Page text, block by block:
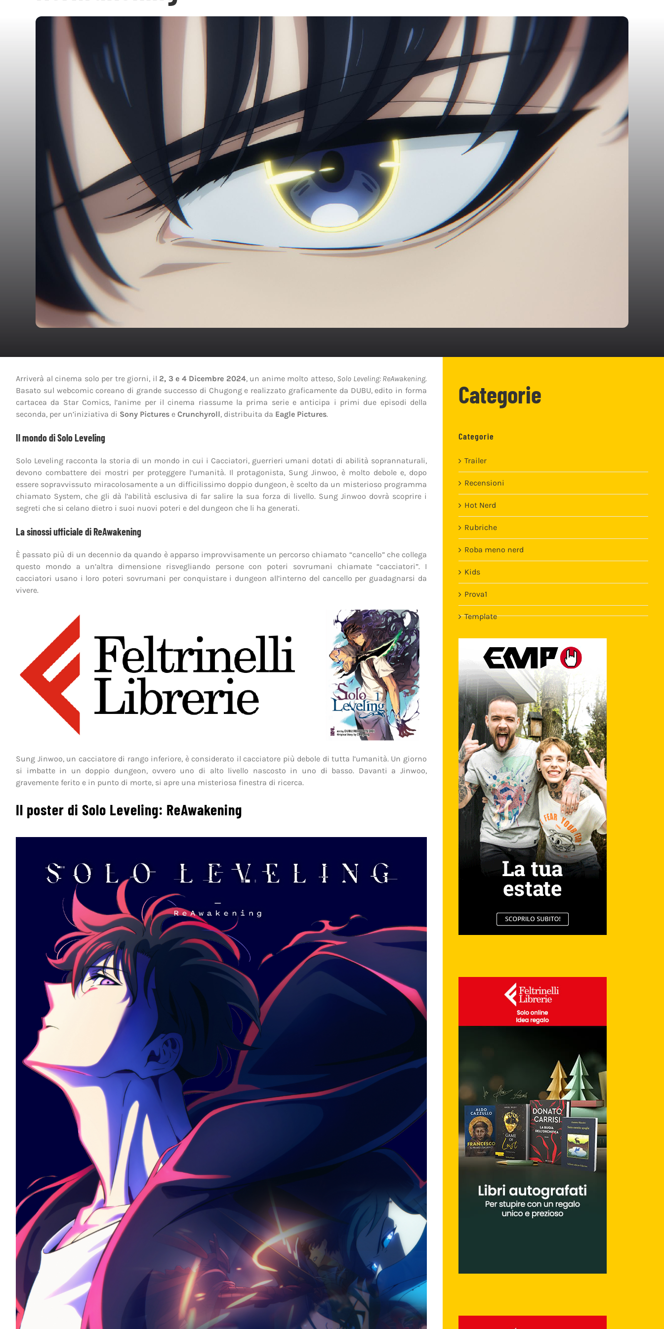
Arriverà al cinema solo per tre giorni, il 2, 3 e 4 Dicembre 2024, un anime molto atteso, Solo Leveling: ReAwakening.
Basato sul webcomic coreano di grande successo di Chugong e realizzato graficamente da DUBU, edito in forma
cartacea da Star Comics, l’anime per il cinema riassume la prima serie e anticipa i primi due episodi della
seconda, per un’iniziativa di Sony Pictures e Crunchyroll, distribuita da Eagle Pictures.
Il mondo di Solo Leveling
Solo Leveling racconta la storia di un mondo in cui i Cacciatori, guerrieri umani dotati di abilità soprannaturali,
devono combattere dei mostri per proteggere l’umanità. Il protagonista, Sung Jinwoo, è molto debole e, dopo
essere sopravvissuto miracolosamente a un difficilissimo doppio dungeon, è scelto da un misterioso programma
chiamato System, che gli dà l’abilità esclusiva di far salire la sua forza di livello. Sung Jinwoo dovrà scoprire i
segreti che si celano dietro i suoi nuovi poteri e del dungeon che li ha generati.
La sinossi ufficiale di ReAwakening
È passato più di un decennio da quando è apparso improvvisamente un percorso chiamato “cancello” che collega
questo mondo a un’altra dimensione risvegliando persone con poteri sovrumani chiamate “cacciatori”. I
cacciatori usano i loro poteri sovrumani per conquistare i dungeon all’interno del cancello per guadagnarsi da
vivere.
Sung Jinwoo, un cacciatore di rango inferiore, è considerato il cacciatore più debole di tutta l’umanità. Un giorno
si imbatte in un doppio dungeon, ovvero uno di alto livello nascosto in uno di basso. Davanti a Jinwoo,
gravemente ferito e in punto di morte, si apre una misteriosa finestra di ricerca.
Il poster di Solo Leveling: ReAwakening
Categorie
Categorie
Trailer
Recensioni
Hot Nerd
Rubriche
Roba meno nerd
Kids
Prova1
Template